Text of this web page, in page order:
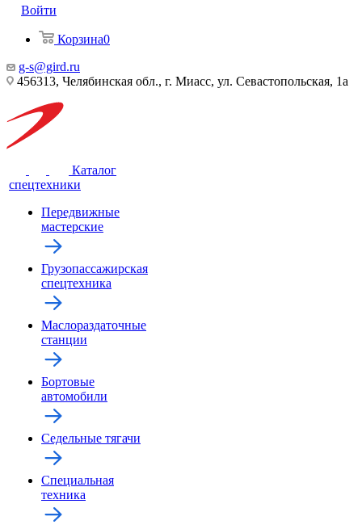
Войти
Корзина0
g-s@gird.ru
456313, Челябинская обл., г. Миасс, ул. Севастопольская, 1а
Каталог
спецтехники
Передвижные
мастерские
Грузопассажирская
спецтехника
Маслораздаточные
станции
Бортовые
автомобили
Седельные тягачи
Специальная
техника